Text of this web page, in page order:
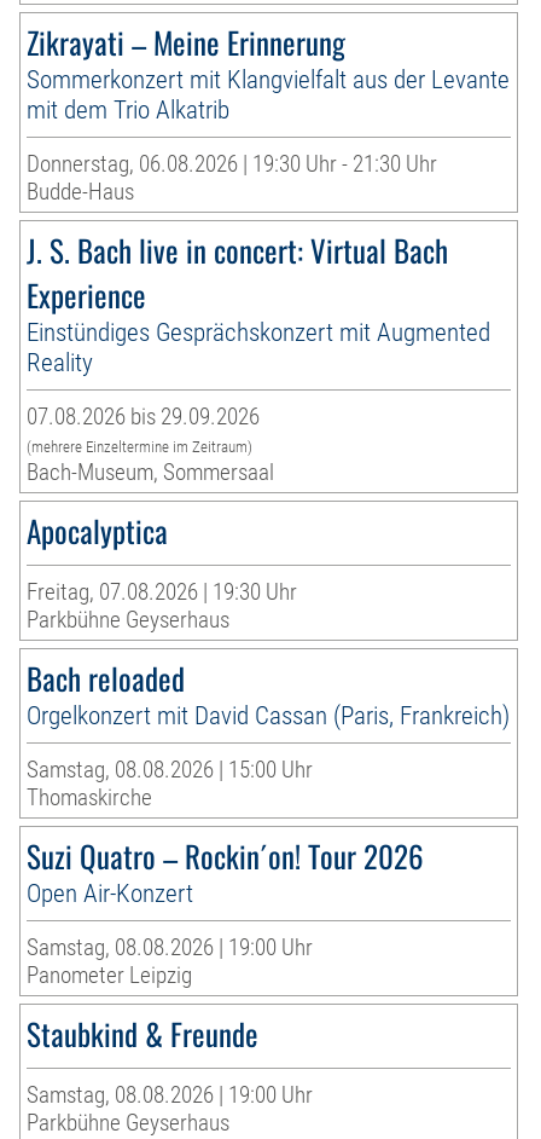
Zikrayati – Meine Erinnerung
Sommerkonzert mit Klangvielfalt aus der Levante
mit dem Trio Alkatrib
Donnerstag, 06.08.2026 | 19:30 Uhr - 21:30 Uhr
Budde-Haus
J. S. Bach live in concert: Virtual Bach
Experience
Einstündiges Gesprächskonzert mit Augmented
Reality
07.08.2026 bis 29.09.2026
(mehrere Einzeltermine im Zeitraum)
Bach-Museum, Sommersaal
Apocalyptica
Freitag, 07.08.2026 | 19:30 Uhr
Parkbühne Geyserhaus
Bach reloaded
Orgelkonzert mit David Cassan (Paris, Frankreich)
Samstag, 08.08.2026 | 15:00 Uhr
Thomaskirche
Suzi Quatro – Rockin´on! Tour 2026
Open Air-Konzert
Samstag, 08.08.2026 | 19:00 Uhr
Panometer Leipzig
Staubkind & Freunde
Samstag, 08.08.2026 | 19:00 Uhr
Parkbühne Geyserhaus